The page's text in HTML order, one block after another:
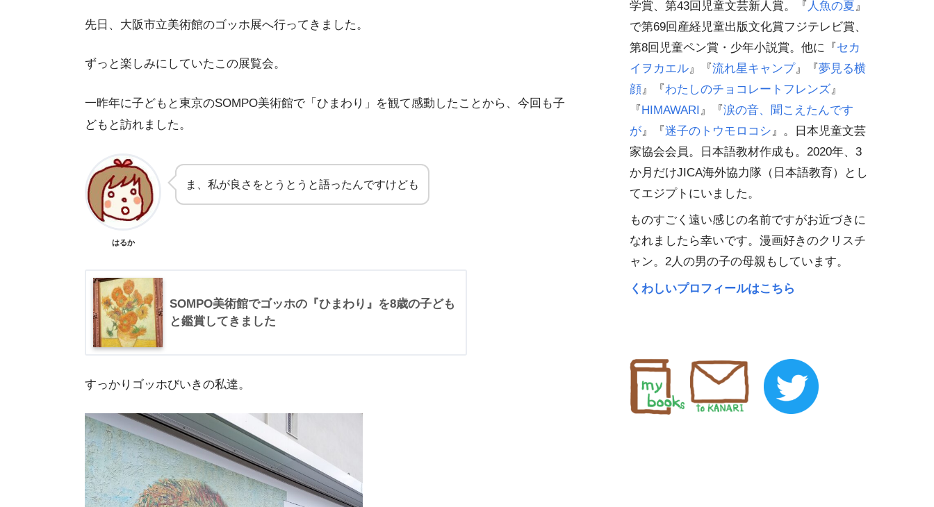
先日、大阪市立美術館のゴッホ展へ行ってきました。
ずっと楽しみにしていたこの展覧会。
一昨年に子どもと東京のSOMPO美術館で「ひまわり」を観て感動したことから、今回も子
どもと訪れました。
はるか
ま、私が良さをとうとうと語ったんですけども
SOMPO美術館でゴッホの『ひまわり』を8歳の子ども
と鑑賞してきました
すっかりゴッホびいきの私達。
学賞、第43回児童文芸新人賞。『 人魚の夏』
で第69回産経児童出版文化賞フジテレビ賞、
第8回児童ペン賞・少年小説賞。他に『セカ
イヲカエル』『流れ星キャンプ』『夢見る横
顔』『わたしのチョコレートフレンズ』
『HIMAWARI』『涙の音、聞こえたんです
が』『迷子のトウモロコシ』。日本児童文芸
家協会会員。日本語教材作成も。2020年、3
か月だけJICA海外協力隊（日本語教育）とし
てエジプトにいました。
ものすごく遠い感じの名前ですがお近づきに
なれましたら幸いです。漫画好きのクリスチ
ャン。2人の男の子の母親もしています。
くわしいプロフィールはこちら